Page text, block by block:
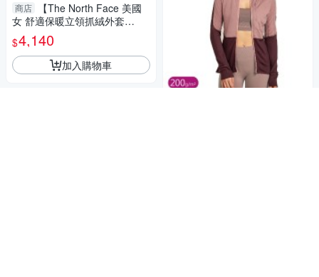
商店
【The North Face 美國
女 舒適保暖立領抓絨外套
《棕》】83OL/刷毛外套/保暖
外套/休閒外套
$4,140
加入購物車